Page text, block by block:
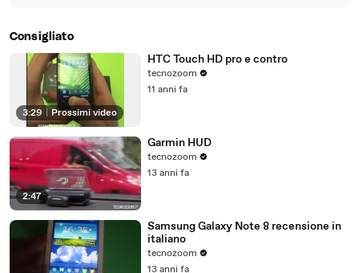
Consigliato
3:29 Prossimi video
HTC Touch HD pro e contro
tecnozoom
11 anni fa
2:47
Garmin HUD
tecnozoom
13 anni fa
Samsung Galaxy Note 8 recensione in
italiano
tecnozoom
13 anni fa